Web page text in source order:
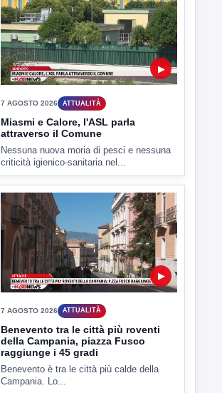
TUTTI I VIDEO
Miasmi e Calore, l'ASL parla
attraverso il Comune
Nessuna nuova moria di pesci e nessuna
criticità igienico-sanitaria nel...
▶
7 AGOSTO 2026
Benevento tra le città più roventi